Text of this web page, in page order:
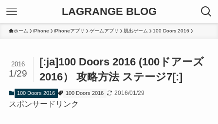
LAGRANGE BLOG
ホーム iPhone iPhoneアプリ ゲームアプリ 脱出ゲーム 100 Doors 2016
[:ja]100 Doors 2016 (100ドアーズ
2016） 攻略方法 ステージ7[:]
2016
1/29
100 Doors 2016 100 Doors 2016 2016/01/29
スポンサードリンク